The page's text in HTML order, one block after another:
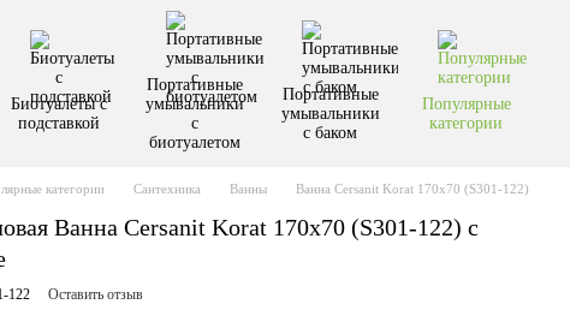
Биотуалеты с
подставкой
Портативные
умывальники
с
биотуалетом
Портативные
умывальники
с баком
Популярные
категории
категории Сантехника Ванны Ванна Cersanit Korat 170x70 (S301-122)
Ванна Cersanit Korat 170x70 (S301-122) с
122 Оставить отзыв